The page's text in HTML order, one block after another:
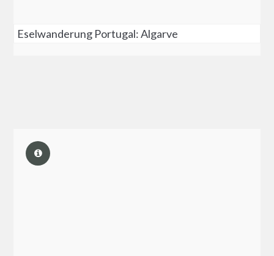
Eselwanderung Portugal: Algarve